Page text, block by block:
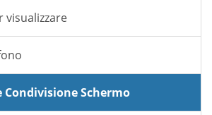
visualizzare
Schermo